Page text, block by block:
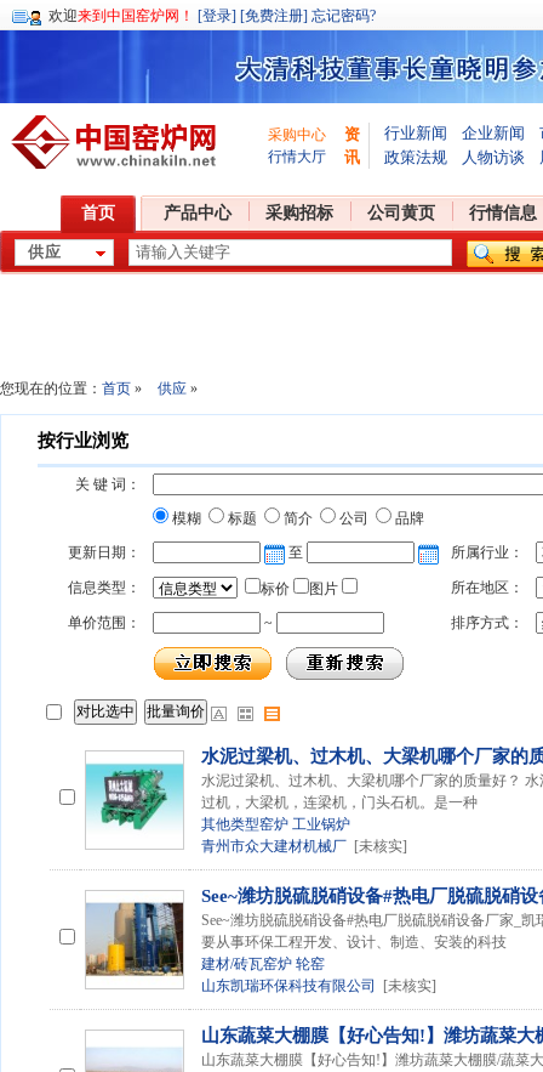
欢迎来到中国窑炉网！ [登录] [免费注册] 忘记密码?
采购中心
行情大厅
资
讯
行业新闻 企业新闻
政策法规
人物访谈
首页 产品中心 采购招标 公司黄页 行情信息
您现在的位置： 首页 » 供应 »
按行业浏览
关 键 词：
模糊
标题 简介 公司
品牌
更新日期：
至 所属行业：
信息类型： 标价 图片 所在地区：
单价范围： ~ 排序方式：
水泥过梁机、过木机、大梁机哪个厂家的
水泥过梁机、过木机、大梁机哪个厂家的质量好？
过机，大梁机，连梁机，门头石机。是一种
其他类型窑炉 工业锅炉
青州市众大建材机械厂 [未核实]
See~潍坊脱硫脱硝设备#热电厂脱硫脱硝
See~潍坊脱硫脱硝设备#热电厂脱硫脱硝设备厂家_
要从事环保工程开发、设计、制造、安装的科技
建材/砖瓦窑炉 轮窑
山东凯瑞环保科技有限公司
[未核实]
山东蔬菜大棚膜【好心告知!】潍坊蔬菜大
山东蔬菜大棚膜【好心告知!】潍坊蔬菜大棚膜/蔬菜